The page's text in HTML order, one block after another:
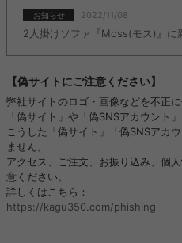
お知らせ 2022/11/08
2人掛けソファ『Moss(モス)』に
【偽サイトにご注意ください】
弊社サイトのロゴ・画像などを不正
「偽サイト」や「偽SNSアカウント
こうした「偽サイト」「偽SNSアカ
ません。
アクセス、ご注文、お振り込み、個
意ください。
詳しくはこちら：
https://kagu350.com/phishing